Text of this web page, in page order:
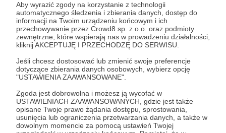
Aby wyrazić zgody na korzystanie z technologii
automatycznego śledzenia i zbierania danych, dostęp do
informacji na Twoim urządzeniu końcowym i ich
przechowywanie przez Crowd8 sp. z o.o. oraz podmioty
zewnętrzne, które wspierają nas w prowadzeniu działalności,
kliknij AKCEPTUJĘ I PRZECHODZĘ DO SERWISU.
Jeśli chcesz dostosować lub zmienić swoje preferencje
dotyczące zbierania danych osobowych, wybierz opcję
"USTAWIENIA ZAAWANSOWANE".
Zgoda jest dobrowolna i możesz ją wycofać w
USTAWIENIACH ZAAWANSOWANYCH, gdzie jest także
opisane Twoje prawo żądania dostępu, sprostowania,
usunięcia lub ograniczenia przetwarzania danych, a także w
dowolnym momencie za pomocą ustawień Twojej
dodatkowe pytania
Treść wiadomości *